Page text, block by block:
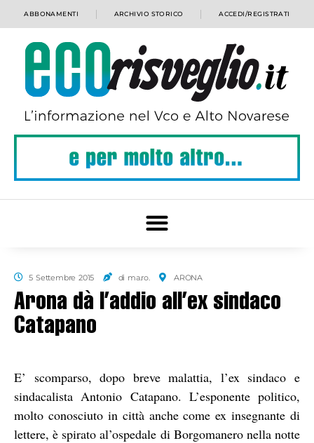
ABBONAMENTI ARCHIVIO STORICO ACCEDI/REGISTRATI
5 Settembre 2015 di ma.ro. ARONA
Arona dà l’addio all’ex sindaco
Catapano
E’ scomparso, dopo breve malattia, l’ex sindaco e
sindacalista Antonio Catapano. L’esponente politico,
molto conosciuto in città anche come ex insegnante di
lettere, è spirato al’ospedale di Borgomanero nella notte